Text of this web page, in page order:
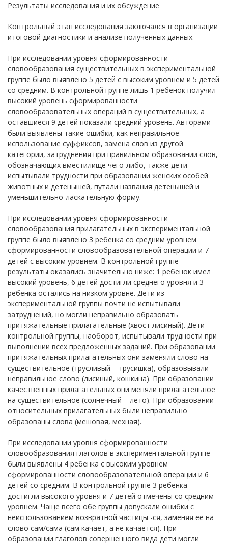
Результаты исследования и их обсуждение
Контрольный этап исследования заключался в организации
итоговой диагностики и анализе полученных данных.
При исследовании уровня сформированности
словообразования существительных в экспериментальной
группе было выявлено 5 детей с высоким уровнем и 5 детей
со средним. В контрольной группе лишь 1 ребенок получил
высокий уровень сформированности
словообразовательных операций в существительных, а
оставшиеся 9 детей показали средний уровень. Авторами
были выявлены такие ошибки, как неправильное
использование суффиксов, замена слов из другой
категории, затруднения при правильном образовании слов,
обозначающих вместилище чего-либо, также дети
испытывали трудности при образовании женских особей
животных и детенышей, путали названия детенышей и
уменьшительно-ласкательную форму.
При исследовании уровня сформированности
словообразования прилагательных в экспериментальной
группе было выявлено 3 ребенка со средним уровнем
сформированности словообразовательной операции и 7
детей с высоким уровнем. В контрольной группе
результаты оказались значительно ниже: 1 ребенок имел
высокий уровень, 6 детей достигли среднего уровня и 3
ребенка остались на низком уровне. Дети из
экспериментальной группы почти не испытывали
затруднений, но могли неправильно образовать
притяжательные прилагательные (хвост лисиный). Дети
контрольной группы, наоборот, испытывали трудности при
выполнении всех предложенных заданий. При образовании
притяжательных прилагательных они заменяли слово на
существительное (трусливый – трусишка), образовывали
неправильное слово (лисиный, кошкина). При образовании
качественных прилагательных они меняли прилагательное
на существительное (солнечный – лето). При образовании
относительных прилагательных были неправильно
образованы слова (мешовая, мехная).
При исследовании уровня сформированности
словообразования глаголов в экспериментальной группе
были выявлены 4 ребенка с высоким уровнем
сформированности словообразовательной операции и 6
детей со средним. В контрольной группе 3 ребенка
достигли высокого уровня и 7 детей отмечены со средним
уровнем. Чаще всего обе группы допускали ошибки с
неиспользованием возвратной частицы -ся, заменяя ее на
слово сам/сама (сам качает, а не качается). При
образовании глаголов совершенного вида дети могли